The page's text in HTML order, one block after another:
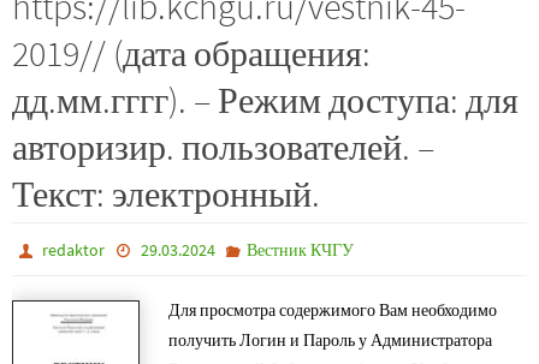
2019// (дата обращения:
дд.мм.гггг). – Режим доступа: для
авторизир. пользователей. –
Текст: электронный.
redaktor 29.03.2024 Вестник КЧГУ
Для просмотра содержимого Вам необходимо
получить Логин и Пароль у Администратора